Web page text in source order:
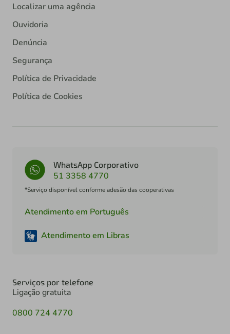
Localizar uma agência
Ouvidoria
Denúncia
Segurança
Política de Privacidade
Política de Cookies
WhatsApp Corporativo
51 3358 4770
*Serviço disponível conforme adesão das cooperativas
Atendimento em Português
Atendimento em Libras
Serviços por telefone
Ligação gratuita
0800 724 4770